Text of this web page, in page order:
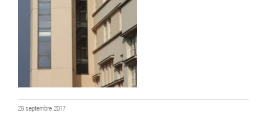
26 septembre 2017